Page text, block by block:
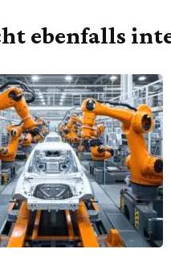
ebenfalls